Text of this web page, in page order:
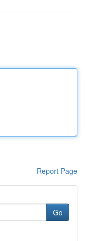
Report Page
Go